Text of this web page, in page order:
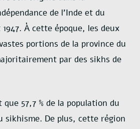
de l’Inde et du
À cette époque, les deux
portions de la province du
par des sikhs de
que 57,7 % de la population du
sikhisme. De plus, cette région